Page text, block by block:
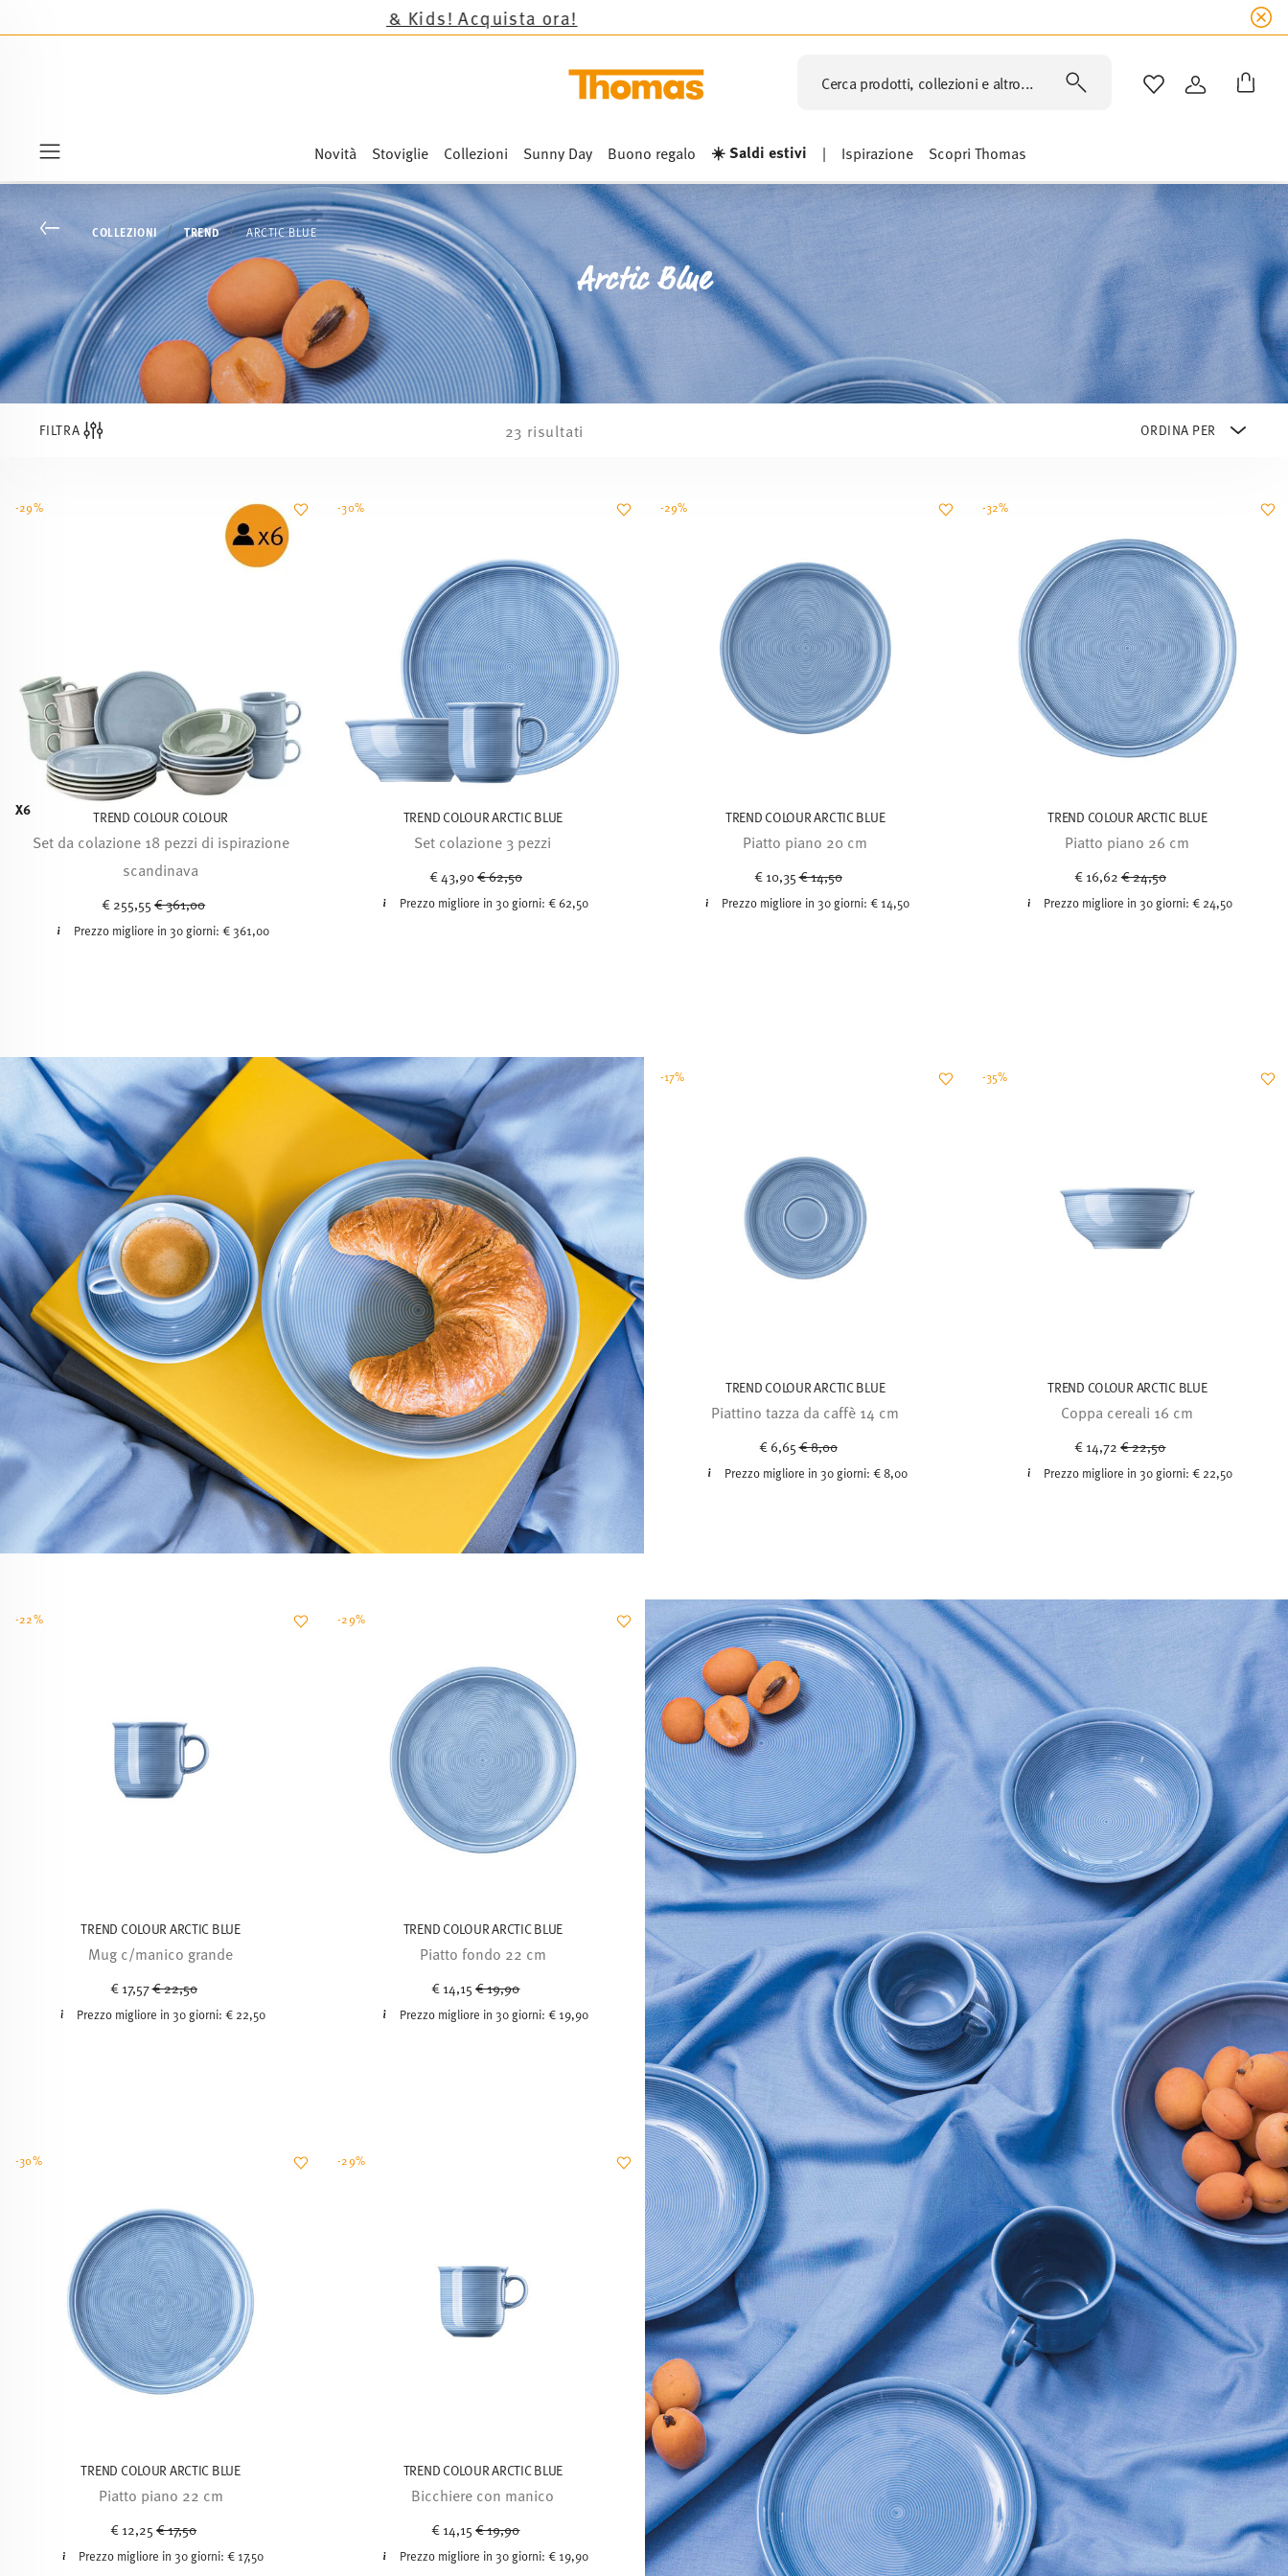
Cerca prodotti, collezioni e altro... LISTA DESIDERI
ACCEDI
Novità Stoviglie Collezioni Sunny Day Buono regalo ☀️ Saldi estivi | Ispirazione Scopri Thomas
Go backCOLLEZIONI TREND ARCTIC BLUE
Arctic Blue
FILTRA 23 risultati
X6 TREND COLOUR COLOUR
Set da colazione 18 pezzi di ispirazione
scandinava
€ 255,55Price reduced from
€ 361,00
Prezzo migliore in 30 giorni: € 361,00
-29%
TREND COLOUR ARCTIC BLUE
Set colazione 3 pezzi
€ 43,90Price reduced from
€ 62,50
Prezzo migliore in 30 giorni: € 62,50
-30%
TREND COLOUR ARCTIC BLUE
Piatto piano 20 cm
€ 10,35Price reduced from
€ 14,50
Prezzo migliore in 30 giorni:€ 14,50
-29%
TREND COLOUR ARCTIC BLUE
Piatto piano 26 cm
€ 16,62Price reduced from
€ 24,50
Prezzo migliore in 30 giorni:€ 24,50
-32%
TREND COLOUR ARCTIC BLUE
Piattino tazza da caffè 14 cm
€ 6,65 Price reduced from
€ 8,00
Prezzo migliore in 30 giorni: € 8,00
-17%
TREND COLOUR ARCTIC BLUE
Coppa cereali 16 cm
€ 14,72Price reduced from
€ 22,50
Prezzo migliore in 30 giorni:€ 22,50
-35%
TREND COLOUR ARCTIC BLUE
Mug c/manico grande
€ 17,57 Price reduced from
€ 22,50
Prezzo migliore in 30 giorni:€ 22,50
-22%
TREND COLOUR ARCTIC BLUE
Piatto fondo 22 cm
€ 14,15Price reduced from
€ 19,90
Prezzo migliore in 30 giorni: € 19,90
-29%
TREND COLOUR ARCTIC BLUE
Piatto piano 22 cm
€ 12,25Price reduced from
€ 17,50
Prezzo migliore in 30 giorni:€ 17,50
-30%
TREND COLOUR ARCTIC BLUE
Bicchiere con manico
€ 14,15Price reduced from
€ 19,90
Prezzo migliore in 30 giorni: € 19,90
-29%